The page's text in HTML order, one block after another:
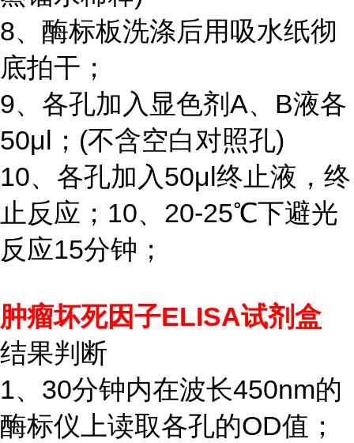
8、酶标板洗涤后用吸水纸彻
底拍干；
9、各孔加入显色剂A、B液各
50μl；(不含空白对照孔)
10、各孔加入50μl终止液，终
止反应；10、20-25℃下避光
反应15分钟；
肿瘤坏死因子ELISA试剂盒
结果判断
1、30分钟内在波长450nm的
酶标仪上读取各孔的OD值；